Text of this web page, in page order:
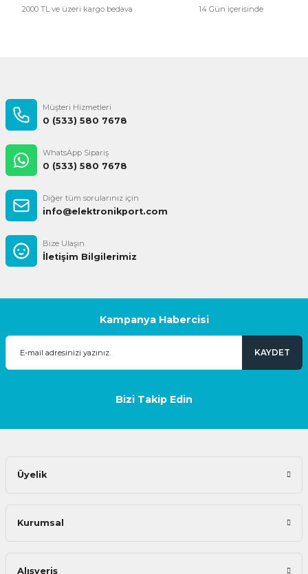
2000 TL ve üzeri kargo bedava 14 Gün içerisinde
Müşteri Hizmetleri
0 (533) 580 7678
WhatsApp Sipariş
0 (533) 580 7678
Diğer tüm sorularınız için
info@elektronikport.com
Bize Ulaşın
İletişim Bilgilerimiz
Kampanya Habercisi
KAYDET
Bizi Takip Edin
Üyelik
Kurumsal
Alışveriş